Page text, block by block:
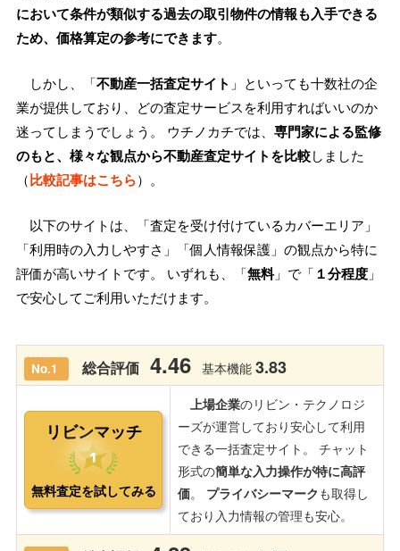
において条件が類似する過去の取引物件の情報も入手できる
ため、価格算定の参考にできます。
しかし、「不動産一括査定サイト 」といっても十数社の企
業が提供しており、どの査定サービスを利用すればいいのか
迷ってしまうでしょう。 ウチノカチでは、 専門家による監修
のもと、様々な観点から不動産査定サイトを比較しました
（比較記事はこちら）。
以下のサイトは、「査定を受け付けているカバーエリア」
「利用時の入力しやすさ」「個人情報保護」の観点から特に
評価が高いサイトです。 いずれも、「無料」で「 １分程度 」
で安心してご利用いただけます。